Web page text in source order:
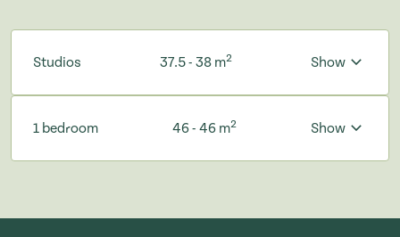
Studios 37.5 - 38 m2 Show
1 bedroom 46 - 46 m2 Show